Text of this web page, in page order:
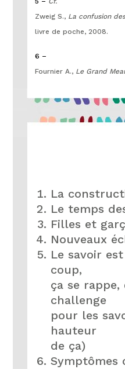
Zweig S., La confusion
livre de poche, 2008.
6 –
Fournier A., Le Grand
La
Le temps
Filles et
Nouveaux
Le savoir
coup,
ça se
challenge
pour les
hauteur
de ça)
Symptômes